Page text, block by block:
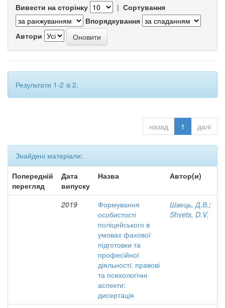
Вивести на сторінку | Сортування
Впорядкування
Автори
Результати 1-2 зі 2.
назад 1 далі
Знайдені матеріали:
Попередній
перегляд
Дата
випуску
Назва Автор(и)
2019
Формування
особистості
поліцейського в
умовах фахової
підготовки та
професійної
діяльності: правові
та психологічні
аспекти:
дисертація
Швець, Д.В.;
Shvets, D.V.